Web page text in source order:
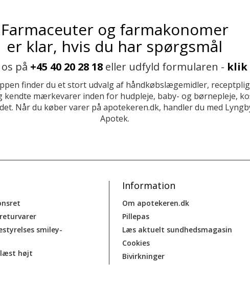
Farmaceuter og farmakonomer
er klar, hvis du har spørgsmål
på +45 40 20 28 18 eller udfyld formularen - klik
finder du et stort udvalg af håndkøbslægemidler,
kendte mærkevarer inden for hudpleje, baby- og børnepleje,
Når du køber varer på apotekeren.dk, handler du med
Apotek.
smiley-
læst højt
Information
Om apotekeren.dk
Pillepas
Læs aktuelt sundhedsmagasin
Cookies
Bivirkninger